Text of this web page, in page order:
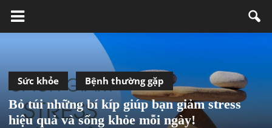
Sức khỏe Bệnh thường gặp
Bỏ túi những bí kíp giúp bạn giảm stress
hiệu quả và sống khỏe mỗi ngày!